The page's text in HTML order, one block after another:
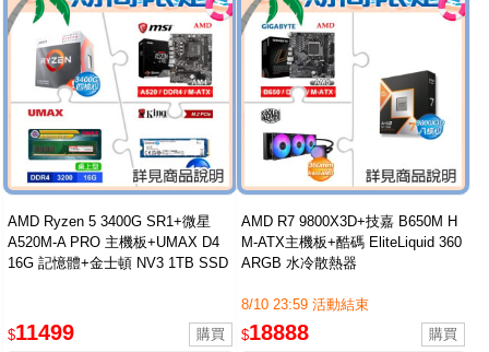
AMD Ryzen 5 3400G SR1+微星
A520M-A PRO 主機板+UMAX D4
16G 記憶體+金士頓 NV3 1TB SSD
$11499
AMD R7 9800X3D+技嘉 B650M H
M-ATX主機板+酷碼 EliteLiquid 360
ARGB 水冷散熱器
8/10 23:59 活動結束
$18888